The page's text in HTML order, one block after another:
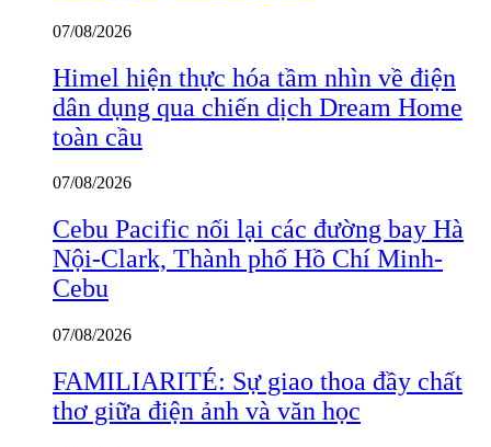
07/08/2026
Himel hiện thực hóa tầm nhìn về điện
dân dụng qua chiến dịch Dream Home
toàn cầu
07/08/2026
Cebu Pacific nối lại các đường bay Hà
Nội-Clark, Thành phố Hồ Chí Minh-
Cebu
07/08/2026
FAMILIARITÉ: Sự giao thoa đầy chất
thơ giữa điện ảnh và văn học